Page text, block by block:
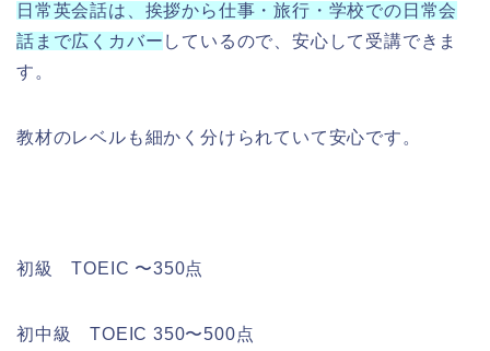
日常英会話は、挨拶から仕事・旅行・学校での日常会
話まで広くカバー しているので、安心して受講できま
す。
教材のレベルも細かく分けられていて安心です。
初級 TOEIC 〜350点
初中級 TOEIC 350〜500点